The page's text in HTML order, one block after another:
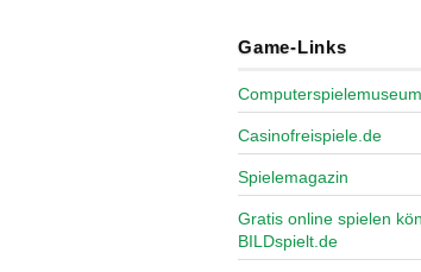
Game-Links
Computerspielemuseum
Casinofreispiele.de
Spielemagazin
Gratis online spielen
BILDspielt.de